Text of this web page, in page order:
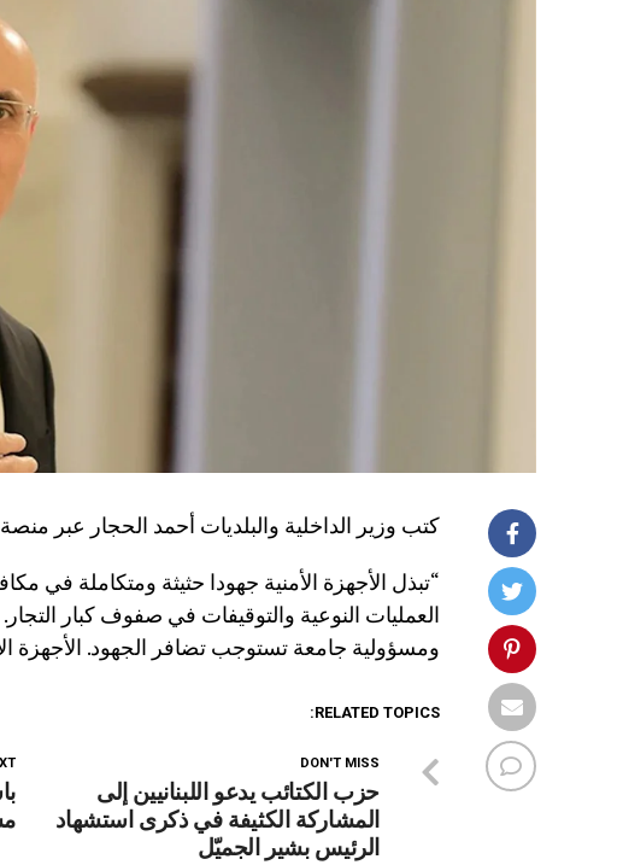
كتب وزير الداخلية والبلديات أحمد الحجار عبر
“تبذل الأجهزة الأمنية جهودا حثيثة ومتكاملة في
العمليات النوعية والتوقيفات في صفوف كبار
ومسؤولية جامعة تستوجب تضافر الجهود. الأجهزة
RELATED TOPICS:
DON'T MISS
حزب الكتائب يدعو اللبنانيين إلى
المشاركة الكثيفة في ذكرى استشهاد
الرئيس بشير الجميّل